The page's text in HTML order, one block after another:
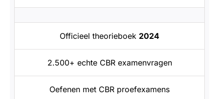
Officieel theorieboek 2024
2.500+ echte CBR examenvragen
Oefenen met CBR proefexamens